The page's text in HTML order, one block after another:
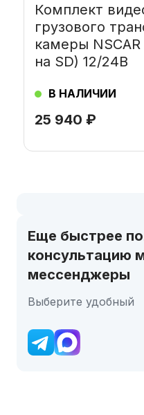
25 940 ₽
Комплект
грузового
камеры NSCAR
на SD) 12/24В
В НАЛИЧИИ
Еще быстрее
консультацию
мессенджеры
Выберите удобный